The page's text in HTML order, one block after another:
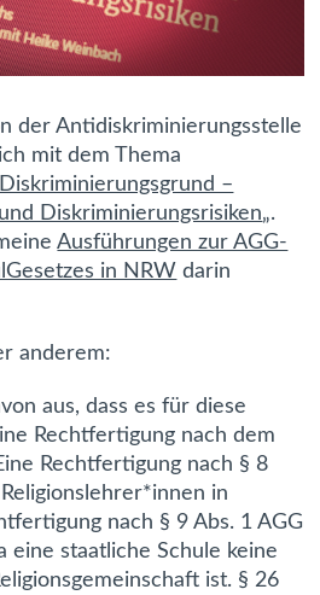
der Antidiskriminierungsstelle
mit dem Thema
–
Diskriminierungsrisiken„.
Ausführungen zur AGG-
in NRW darin
anderem:
aus, dass es für diese
Rechtfertigung nach dem
Rechtfertigung nach § 8
in
nach § 9 Abs. 1 AGG
eine staatliche Schule keine
ist. § 26